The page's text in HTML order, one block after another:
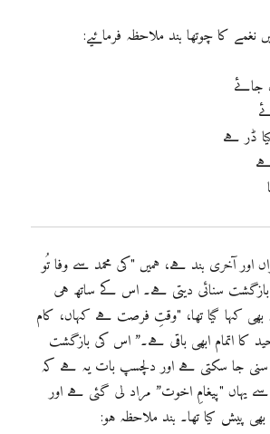
کا چوتھا بند ملاحظہ فرمائیے:
جائے
ڈر ہے
اور آخری بند ہے، ہمیں "کی محمد سے وفا تُو
سنائی دیتی ہے۔ اس کے ساتھ ہی
کہا گیا تھا، "وقتِ فرصت ہے کہاں، کام
کا اتمام ابھی باقی ہے۔” اس کی بازگشت
سنی جا سکتی ہے اور دلچسپ بات یہ ہے کہ
سے یہاں "پیغامِ اخوت” مراد لی گئی ہے اور
پیش کیا تھا۔ بند ملاحظہ ہو: